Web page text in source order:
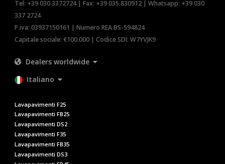
Tel: +39 030.3372724| Fax: +39 035.830912 | Whatsapp: +39 030
337 2724
P.iva: 03937150161 | Numero REA BS-594824
Capitale sociale: €100.000 | Codice SDI: W7YVJK9
Dealers worldwide
Italiano
Lavapavimenti F25
Lavapavimenti FB25
Lavapavimenti DS2
Lavapavimenti F35
Lavapavimenti FB35
Lavapavimenti DS3